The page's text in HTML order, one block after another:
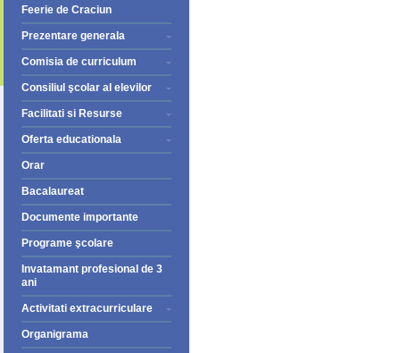
Feerie de Craciun
Prezentare generala
Comisia de curriculum
Consiliul şcolar al elevilor
Facilitati si Resurse
Oferta educationala
Orar
Bacalaureat
Documente importante
Programe şcolare
Invatamant profesional de 3
ani
Activitati extracurriculare
Organigrama